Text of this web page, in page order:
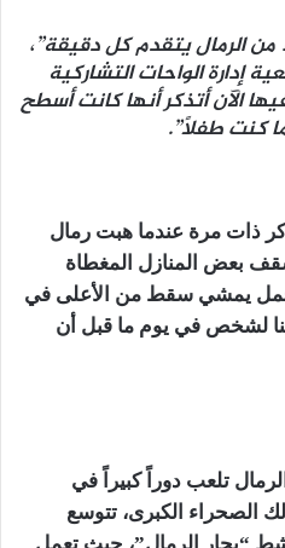
الرمال يتقدم كل دقيقة”،
إدارة الواحات التشاركية
الآن أتذكر أنها كانت أسطح
كنت طفلاً”.
ذات مرة عندما هبت رمال
بعض المنازل المغطاة
الجمل يمشي سقط من الأعلى في
لشخص في يوم ما قبل أن
تلعب دوراً كبيراً في
الصحراء الكبرى، تتوسع
“بحار الرمال”، حيث تعمل